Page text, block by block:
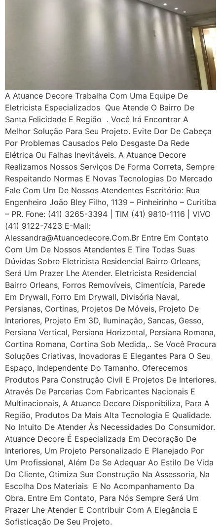
A Atuance Decore Trabalha Com Uma Equipe De
Eletricista Especializados Que Atende O Bairro De
Santa Felicidade E Região . Você Irá Encontrar A
Melhor Solução Para Seu Projeto. Evite Dor De Cabeça
Por Problemas Causados Pelo Desgaste Da Rede
Elétrica Ou Falhas Inevitáveis. A Atuance Decore
Realizamos Nossos Serviços De Forma Correta, Sempre
Respeitando Normas E Novas Tecnologias Do Mercado
Fale Com Um De Nossos Atendentes Escritório: Rua
Engenheiro João Bley Filho, 1139 – Pinheirinho – Curitiba
– PR. Fone: (41) 3265-3394 | TIM (41) 9810-1116 | VIVO
(41) 9122-7423 E-Mail:
Alessandra@atuancedecore.com.br Entre Em Contato
Com Um De Nossos Atendentes E Tire Todas Suas
Dúvidas Sobre Eletricista Residencial Bairro Orleans,
Será Um Prazer Lhe Atender. Eletricista Residencial
Bairro Orleans, Forros Removíveis, Cimentícia, Parede
Em Drywall, Forro Em Drywall, Divisória Naval,
Persianas, Cortinas, Projetos De Móveis, Projeto De
Interiores, Projeto Em 3D, Iluminação, Sancas, Gesso,
Persiana Vertical, Persiana Horizontal, Persiana Romana,
Cortina Romana, Cortina Sob Medida,.. Se Você Procura
Soluções Criativas, Inovadoras E Elegantes Para O Seu
Espaço, Independente Do Tamanho. Oferecemos
Produtos Para Construção Civil E Projetos De Interiores.
Através De Parcerias Com Fabricantes Nacionais E
Multinacionais, A Atuance Decore Disponibiliza, Para A
Região, Produtos Da Mais Alta Tecnologia E Qualidade.
No Intuito De Atender Às Necessidades Do Consumidor.
Atuance Decore É Especializada Em Decoração De
Interiores, Um Projeto Personalizado E Planejado Por
Um Profissional, Além De Se Adequar Ao Estilo De Vida
Do Cliente, Otimiza Sua Construção Na Assessoria, Na
Escolha Dos Materiais E No Acompanhamento Da
Obra. Entre Em Contato, Para Nós Sempre Será Um
Prazer Lhe Atender E Contribuir Com A Elegância E
Sofisticação De Seu Projeto.